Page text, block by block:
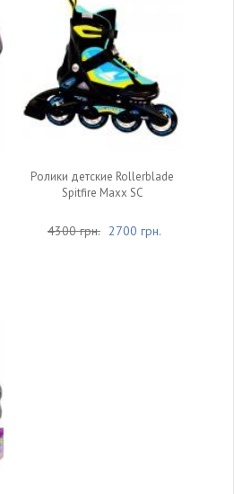
Ролики детские Rollerblade
Spitfire Maxx SC
4300 грн. 2700 грн.